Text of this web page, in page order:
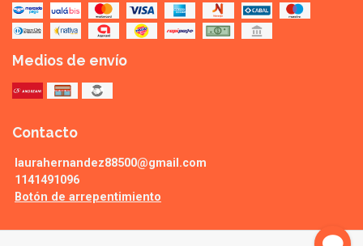
Medios de envío
Contacto
laurahernandez88500@gmail.com
1141491096
Botón de arrepentimiento